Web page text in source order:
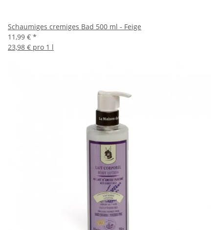
Schaumiges cremiges Bad 500 ml - Feige
11,99 € *
23,98 € pro 1 l